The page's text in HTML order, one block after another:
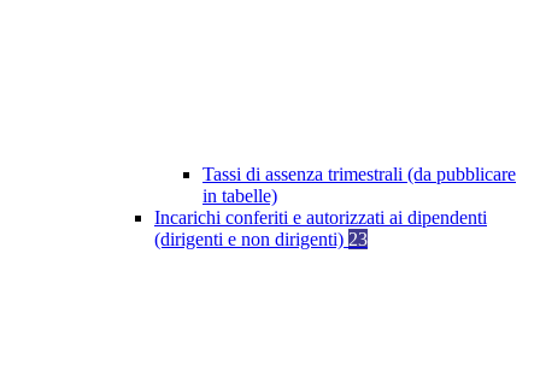
Tassi di assenza trimestrali (da pubblicare
in tabelle)
Incarichi conferiti e autorizzati ai dipendenti
(dirigenti e non dirigenti) 23